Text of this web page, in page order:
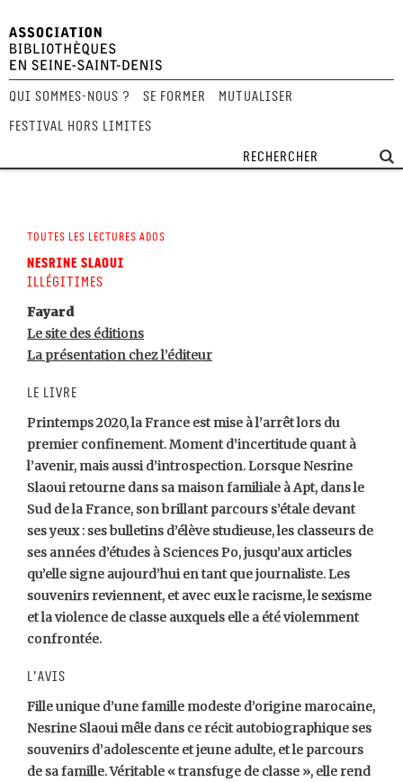
Qui sommes-nous ? Se former
Mutualiser
Festival Hors Limites
Toutes les lectures ados
Nesrine Slaoui
Illégitimes
Fayard
Le site des éditions
La présentation chez l’éditeur
Le livre
Printemps 2020, la France est mise à l’arrêt lors du
premier confinement. Moment d’incertitude quant à
l’avenir, mais aussi d’introspection. Lorsque Nesrine
Slaoui retourne dans sa maison familiale à Apt, dans le
Sud de la France, son brillant parcours s’étale devant
ses yeux : ses bulletins d’élève studieuse, les classeurs de
ses années d’études à Sciences Po, jusqu’aux articles
qu’elle signe aujourd’hui en tant que journaliste. Les
souvenirs reviennent, et avec eux le racisme, le sexisme
et la violence de classe auxquels elle a été violemment
confrontée.
L’avis
Fille unique d’une famille modeste d’origine marocaine,
Nesrine Slaoui mêle dans ce récit autobiographique ses
souvenirs d’adolescente et jeune adulte, et le parcours
de sa famille. Véritable « transfuge de classe », elle rend